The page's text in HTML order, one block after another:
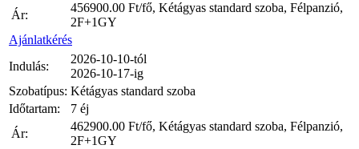
Ár:
456900.00 Ft/fő, Kétágyas standard szoba, Félpanzió,
2F+1GY
Ajánlatkérés
Indulás:
2026-10-10-tól
2026-10-17-ig
Szobatípus: Kétágyas standard szoba
Időtartam:
7 éj
Ár:
462900.00 Ft/fő, Kétágyas standard szoba, Félpanzió,
2F+1GY